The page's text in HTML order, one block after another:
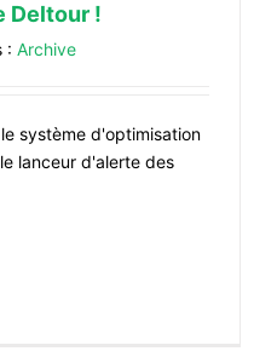
Deltour !
: Archive
système d'optimisation
lanceur d'alerte des